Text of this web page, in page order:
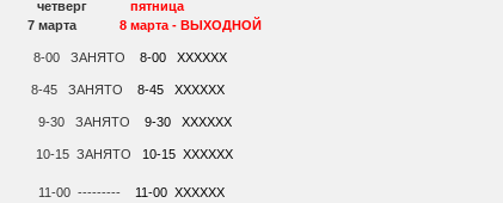
четвергпятница
7 марта8 марта - ВЫХОДНОЙ
8-00 ЗАНЯТО8-00 ХХХХХХ
8-45 ЗАНЯТО8-45 ХХХХХХ
9-30 ЗАНЯТО9-30 ХХХХХХ
10-15 ЗАНЯТО 10-15 ХХХХХХ
11-00 --------- 11-00 ХХХХХХ